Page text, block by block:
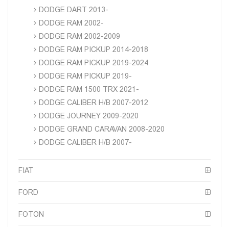
DODGE DART 2013-
DODGE RAM 2002-
DODGE RAM 2002-2009
DODGE RAM PICKUP 2014-2018
DODGE RAM PICKUP 2019-2024
DODGE RAM PICKUP 2019-
DODGE RAM 1500 TRX 2021-
DODGE CALIBER H/B 2007-2012
DODGE JOURNEY 2009-2020
DODGE GRAND CARAVAN 2008-2020
DODGE CALIBER H/B 2007-
FIAT
FORD
FOTON